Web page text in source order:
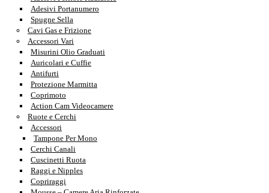
Adesivi Portanumero
Spugne Sella
Cavi Gas e Frizione
Accessori Vari
Misurini Olio Graduati
Auricolari e Cuffie
Antifurti
Protezione Marmitta
Coprimoto
Action Cam Videocamere
Ruote e Cerchi
Accessori
Tampone Per Mono
Cerchi Canali
Cuscinetti Ruota
Raggi e Nipples
Copriraggi